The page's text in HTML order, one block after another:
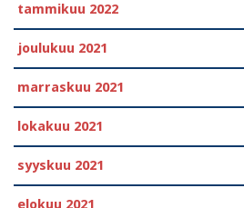
tammikuu 2022
joulukuu 2021
marraskuu 2021
lokakuu 2021
syyskuu 2021
elokuu 2021